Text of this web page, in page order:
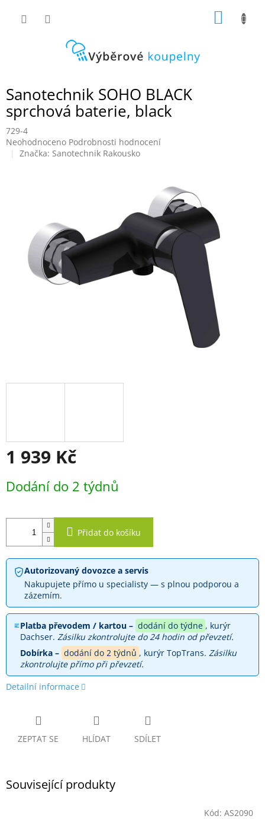
Sanotechnik SOHO BLACK
sprchová baterie, black
729-4
Průměrné
hodnocení
Neohodnoceno Podrobnosti hodnocení
Značka: Sanotechnik Rakousko
1 939 Kč
cena:
Dodání do 2 týdnů
Přidat do košíku
Autorizovaný dovozce a servis
Nakupujete přímo u specialisty — s plnou podporou a
zázemím.
Platba převodem / kartou – dodání do týdne , kurýr
Dachser. Zásilku zkontrolujte do 24 hodin od převzetí.
Dobírka – dodání do 2 týdnů , kurýr TopTrans. Zásilku
zkontrolujte přímo při převzetí.
Detailní informace
ZEPTAT SE HLÍDAT SDÍLET
Související produkty
Kód: AS2090